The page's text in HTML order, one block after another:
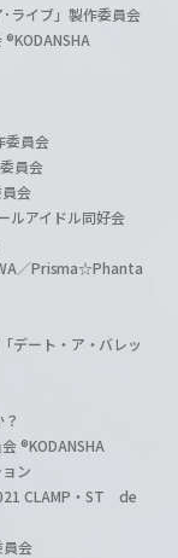
ライブ」製作委員会
委員会
員会
会
ルアイドル同好会
／Prisma☆Phanta
デート・ア・バレッ
®KODANSHA
ン
CLAMP・ST de
会